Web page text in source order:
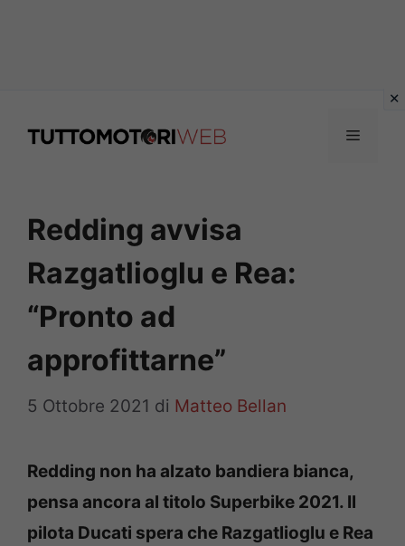
Menu
Redding avvisa
Razgatlioglu e Rea:
“Pronto ad
approfittarne”
5 Ottobre 2021 di Matteo Bellan
Redding non ha alzato bandiera bianca,
pensa ancora al titolo Superbike 2021. Il
pilota Ducati spera che Razgatlioglu e Rea